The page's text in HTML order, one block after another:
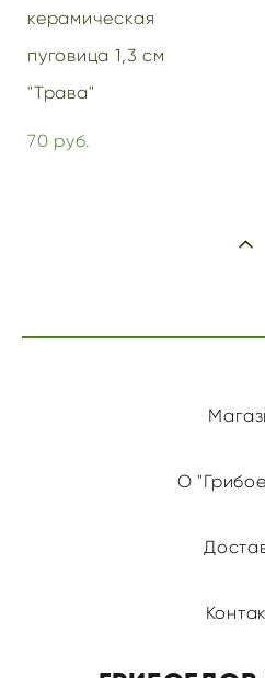
керамическая
пуговица 1,3 см
"Трава"
70 pуб.
О